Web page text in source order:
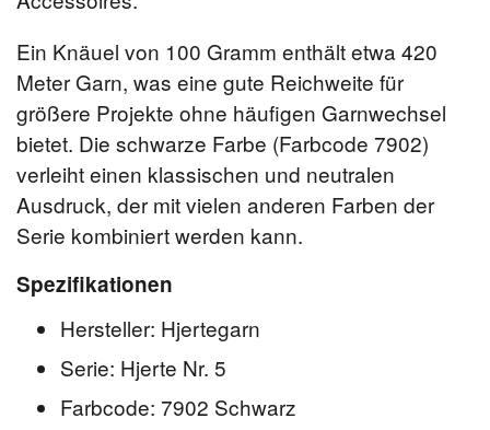
Ein Knäuel von 100 Gramm enthält etwa 420
Meter Garn, was eine gute Reichweite für
größere Projekte ohne häufigen Garnwechsel
bietet. Die schwarze Farbe (Farbcode 7902)
verleiht einen klassischen und neutralen
Ausdruck, der mit vielen anderen Farben der
Serie kombiniert werden kann.
Spezifikationen
Hersteller: Hjertegarn
Serie: Hjerte Nr. 5
Farbcode: 7902 Schwarz